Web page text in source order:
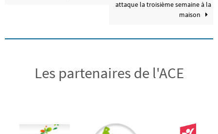
attaque la troisième semaine à la
maison
Les partenaires de l'ACE